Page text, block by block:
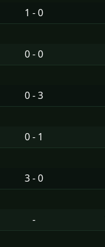
1 - 0
0 - 0
0 - 3
0 - 1
3 - 0
-